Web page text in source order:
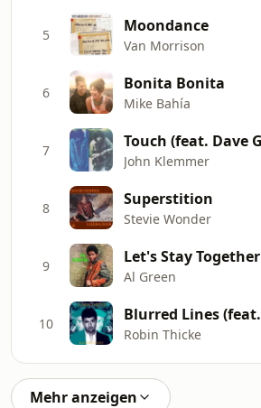
5 Moondance
Van Morrison
6 Bonita Bonita
Mike Bahía
7
John Klemmer
8 Superstition
Stevie Wonder
9 Let's Stay Together
Al Green
10
Robin Thicke
Mehr anzeigen